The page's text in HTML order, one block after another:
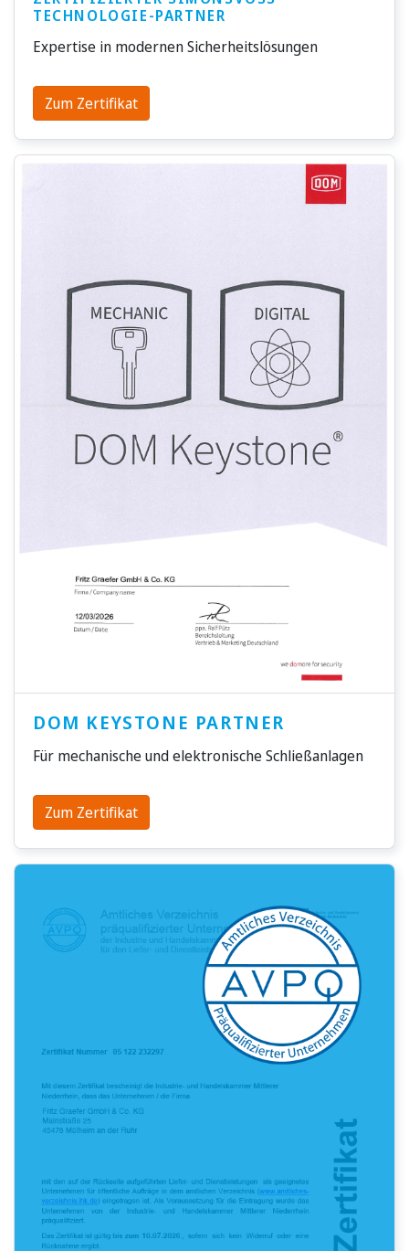
TECHNOLOGIE-PARTNER
Expertise in modernen Sicherheitslösungen
Zum Zertifikat
DOM KEYSTONE PARTNER
Für mechanische und elektronische Schließanlagen
Zum Zertifikat